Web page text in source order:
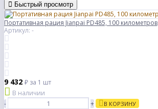
Быстрый просмотр
Портативная рация Jianpai PD485, 100
Артикул: -
9 432 ₽ за 1 шт
В наличии
-
+ В КОРЗИНУ